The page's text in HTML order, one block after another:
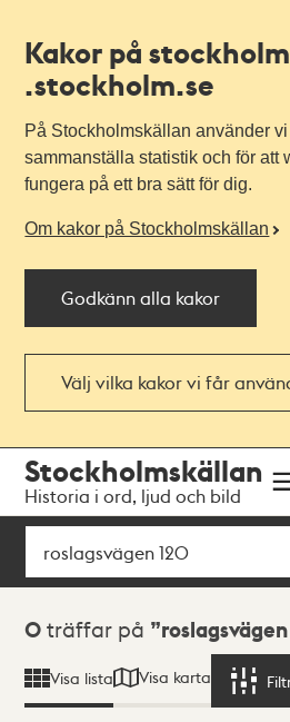
Kakor på
.stockholm.se
På Stockholmskällan använder
sammanställa statistik och för att
fungera på ett bra sätt för dig.
Om kakor på Stockholmskällan
Godkänn alla kakor
Välj vilka kakor vi får
navigationen
huvudinnehållet
Stockholmskällan
Historia i ord, ljud och bild
Sök
Sökresultat
0 träffar på
Visa lista Visa karta